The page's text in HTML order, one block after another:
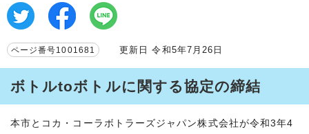
ページ番号1001681 更新日 令和5年7月26日
ボトルtoボトルに関する協定の締結
本市とコカ・コーラボトラーズジャパン株式会社が令和3年4